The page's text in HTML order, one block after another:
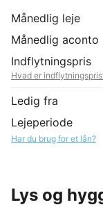
Månedlig leje
Månedlig aconto
Indflytningspris
Hvad er
Ledig fra
Lejeperiode
Har du brug for et lån?
Lys og